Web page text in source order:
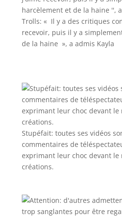
Trolls: « Il y a des critiques
recevoir, puis il y a
de la haine », a admis Kayla
Stupéfait: toutes ses vidéos
commentaires de
exprimant leur choc devant le
créations.